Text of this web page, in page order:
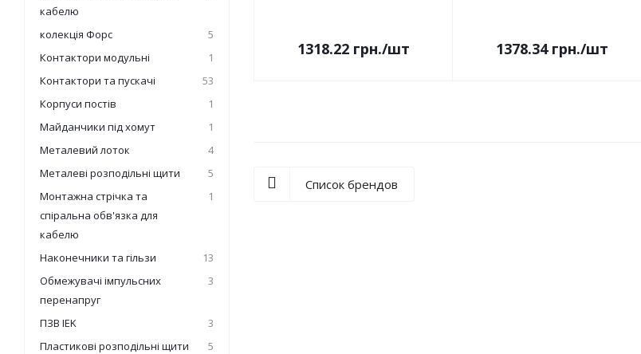
1318.22 грн./шт 1378.34грн./шт
Список брендов
кабелю
колекція Форс
5
Контактори модульні
1
Контактори та пускачі
53
Корпуси постів
1
Майданчики під хомут
1
Металевий лоток
4
Металеві розподільні щити
5
Монтажна стрічка та
спіральна обв'язка для
кабелю
1
Наконечники та гільзи
13
Обмежувачі імпульсних
перенапруг
3
ПЗВ IEK
3
Пластикові розподільні щити
5